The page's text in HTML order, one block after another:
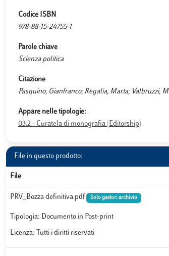
Codice ISBN
978-88-15-24755-1
Parole chiave
Scienza politica
Citazione
Pasquino, Gianfranco; Regalia, Marta; Valbruzzi,
Appare nelle tipologie:
03.2 - Curatela di monografia (Editorship)
File in questo prodotto:
File
PRV_Bozza definitiva.pdf Solo gestori archivio
Tipologia: Documento in Post-print
Licenza: Tutti i diritti riservati